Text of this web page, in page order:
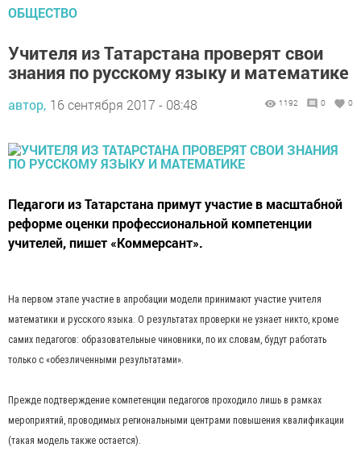
ОБЩЕСТВО
Учителя из Татарстана проверят свои
знания по русскому языку и математике
автор, 16 сентября 2017 - 08:48 1192 0 0
Педагоги из Татарстана примут участие в масштабной
реформе оценки профессиональной компетенции
учителей, пишет «Коммерсант».
На первом этапе участие в апробации модели принимают участие учителя
математики и русского языка. О результатах проверки не узнает никто, кроме
самих педагогов: образовательные чиновники, по их словам, будут работать
только с «обезличенными результатами».
Прежде подтверждение компетенции педагогов проходило лишь в рамках
мероприятий, проводимых региональными центрами повышения квалификации
(такая модель также остается).